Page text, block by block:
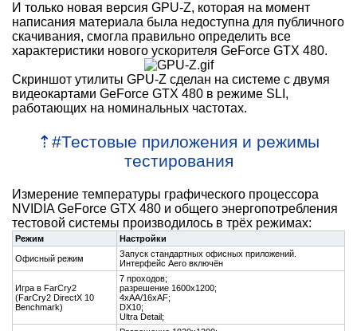
И только новая версия GPU-Z, которая на момент
написания материала была недоступна для публичного
скачивания, смогла правильно определить все
характеристики нового ускорителя GeForce GTX 480.
Скриншот утилиты GPU-Z сделан на системе с двумя
видеокартами GeForce GTX 480 в режиме SLI,
работающих на номинальных частотах.
⇡ #Тестовые приложения и режимы
тестирования
Измерение температуры графического процессора
NVIDIA GeForce GTX 480 и общего энергопотребления
тестовой системы производилось в трёх режимах:
Режим Настройки
Офисный режим
Запуск стандартных офисных приложений.
Интерфейс Aero включён
Игра в FarCry2
(FarCry2 DirectX 10
Benchmark)
7 проходов;
разрешение 1600x1200;
4xAA/16xAF;
DX10;
Ultra Detail;